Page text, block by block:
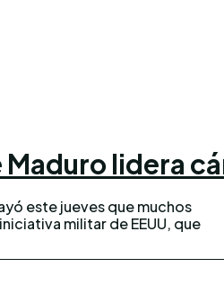
Maduro lidera
este jueves que muchos
militar de EEUU, que